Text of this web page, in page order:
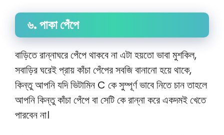
৬. পাকা পেঁপে
বাড়িতে রান্নাঘরে পেঁপে থাকবে না এটা হয়তো ভাবা মুশকিল,
সবাড়ির ঘরেই প্রায় কাঁচা পেঁপের সবজি বানানো হয়ে থাকে,
কিন্তু আপনি যদি ভিটামিন C কে সুম্পূর্ণ ভাবে নিতে চান তাহলে
আপনি কিন্তু কাঁচা পেঁপে বা সেটি কে রান্না করে একদমই খেতে
পারবেন না।